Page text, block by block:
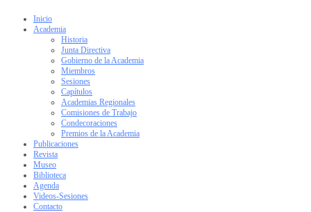
Inicio
Academia
Historia
Junta Directiva
Gobierno de la Academia
Miembros
Sesiones
Capítulos
Academias Regionales
Comisiones de Trabajo
Condecoraciones
Premios de la Academia
Publicaciones
Revista
Museo
Biblioteca
Agenda
Videos-Sesiones
Contacto